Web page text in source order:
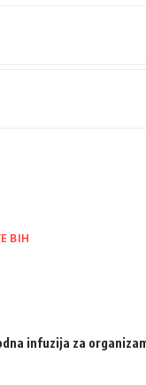
BIH
infuzija za